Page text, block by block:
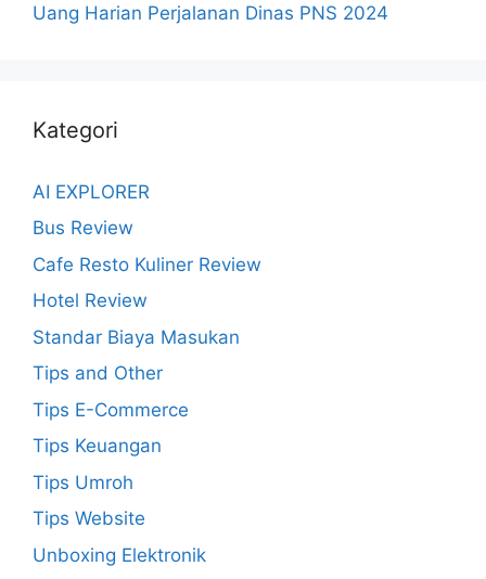
Uang Harian Perjalanan Dinas PNS 2024
Kategori
AI EXPLORER
Bus Review
Cafe Resto Kuliner Review
Hotel Review
Standar Biaya Masukan
Tips and Other
Tips E-Commerce
Tips Keuangan
Tips Umroh
Tips Website
Unboxing Elektronik